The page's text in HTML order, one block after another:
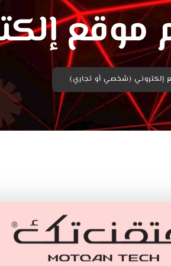
موقع
إلكتروني (شخصي أو تجاري)